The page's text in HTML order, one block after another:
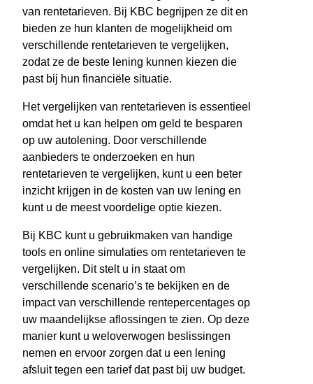
van rentetarieven. Bij KBC begrijpen ze dit en
bieden ze hun klanten de mogelijkheid om
verschillende rentetarieven te vergelijken,
zodat ze de beste lening kunnen kiezen die
past bij hun financiële situatie.
Het vergelijken van rentetarieven is essentieel
omdat het u kan helpen om geld te besparen
op uw autolening. Door verschillende
aanbieders te onderzoeken en hun
rentetarieven te vergelijken, kunt u een beter
inzicht krijgen in de kosten van uw lening en
kunt u de meest voordelige optie kiezen.
Bij KBC kunt u gebruikmaken van handige
tools en online simulaties om rentetarieven te
vergelijken. Dit stelt u in staat om
verschillende scenario’s te bekijken en de
impact van verschillende rentepercentages op
uw maandelijkse aflossingen te zien. Op deze
manier kunt u weloverwogen beslissingen
nemen en ervoor zorgen dat u een lening
afsluit tegen een tarief dat past bij uw budget.